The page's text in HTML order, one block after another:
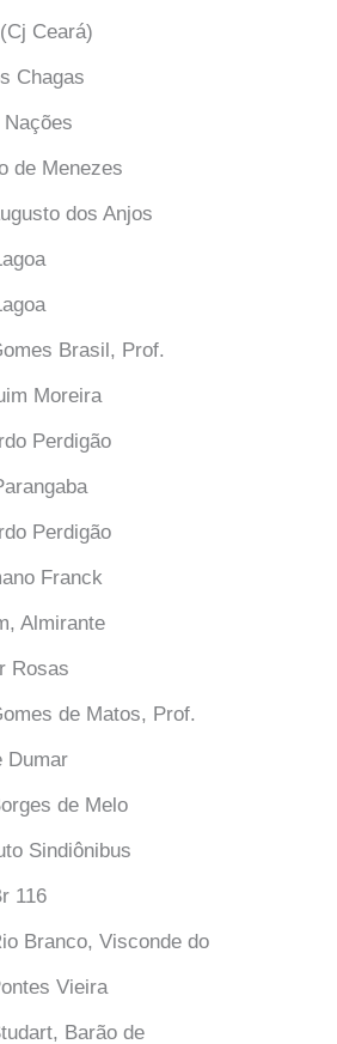
Ceará)
Chagas
Nações
de Menezes
dos Anjos
Brasil, Prof.
Moreira
Perdigão
Perdigão
Franck
Almirante
Rosas
de Matos, Prof.
Dumar
de Melo
Sindiônibus
116
Branco, Visconde do
Vieira
Barão de